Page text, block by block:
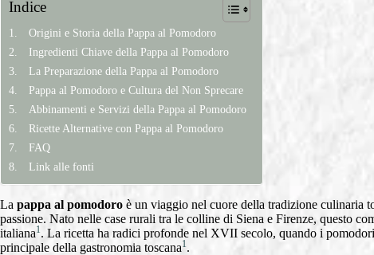
Indice
Origini e Storia della Pappa al Pomodoro
Ingredienti Chiave della Pappa al Pomodoro
La Preparazione della Pappa al Pomodoro
Pappa al Pomodoro e Cultura del Non Sprecare
Abbinamenti e Servizi della Pappa al Pomodoro
Ricette Alternative con Pappa al Pomodoro
FAQ
Link alle fonti
La pappa al pomodoro è un viaggio nel cuore della tradizione culinaria
passione. Nato nelle case rurali tra le colline di Siena e Firenze, questo
italiana1. La ricetta ha radici profonde nel XVII secolo, quando i
principale della gastronomia toscana1.